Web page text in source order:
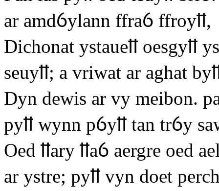
ar amdỽylann ffraỽ ffroyỻ,
Dichonat ystaueỻ oesgyỻ
seuyỻ; a vriwat ar aghat
Dyn dewis ar vy meibon.
pyỻ wynn pỽyỻ tan trỽy
Oed ỻary ỻaỽ aergre oed
ar ystre; pyỻ vyn doet